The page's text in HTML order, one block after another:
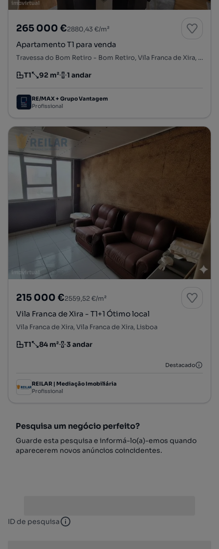
265 000 €2880,43 €/m²
Apartamento T1 para venda
Travessa do Bom Retiro - Bom Retiro, Vila Franca de Xira, Vila Franca de Xira, Lisboa
Tipologia
T1
Preço por metro quadrado
92 m²
Andar 1 andar
RE/MAX + Grupo Vantagem
Profissional
215 000 €2559,52 €/m²
Vila Franca de Xira - T1+1 Ótimo local
Vila Franca de Xira, Vila Franca de Xira, Lisboa
Tipologia
T1
Preço por metro quadrado
84 m²
Andar 3 andar
Destacado
REILAR | Mediação Imobiliária
Profissional
Pesquisa um negócio perfeito?
Guarde esta pesquisa e informá-lo(a)-emos quando
aparecerem novos anúncios coincidentes.
ID de pesquisa ID de pesquisa